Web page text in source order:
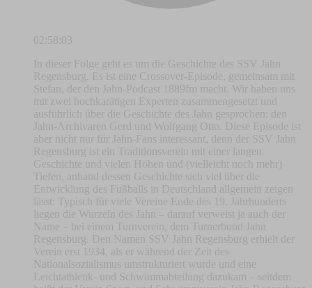
02:58:03
In dieser Folge geht es um die Geschichte des SSV Jahn
Regensburg. Es ist eine Crossover-Episode, gemeinsam mit
Stefan, der den Jahn-Podcast 1889fm macht. Wir haben uns
mit zwei hochkarätigen Experten zusammengesetzt und
ausführlich über die Geschichte des Jahn gesprochen: den
Jahn-Archivaren Gerd und Wolfgang Otto. Diese Episode ist
aber nicht nur für Jahn-Fans interessant, denn der SSV Jahn
Regensburg ist ein Traditionsverein mit einer langen
Geschichte und vielen Höhen und (vielleicht noch mehr)
Tiefen, anhand dessen Geschichte sich viel über die
Entwicklung des Fußballs in Deutschland allgemein zeigen
lässt: Typisch für viele Vereine Ende des 19. Jahrhunderts
liegen die Wurzeln des Jahn – darauf verweist ja auch der
Name – bei einem Turnverein, dem Turnerbund Jahn
Regensburg. Den Namen SSV Jahn Regensburg erhielt der
Verein erst 1934, als er während der Zeit des
Nationalsozialismus umstrukturiert wurde und eine
Leichtathletik- und Schwimmabteilung dazukam – seitdem